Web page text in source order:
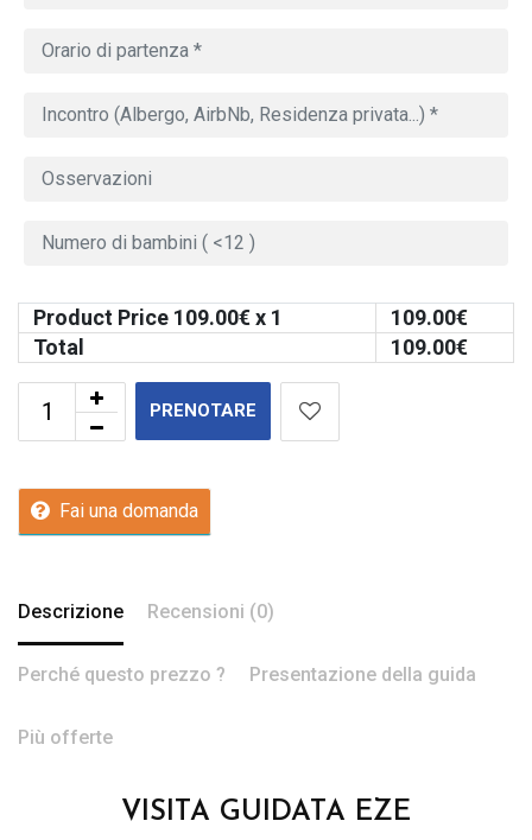
Product Price 109.00€ x 1 109.00€
Total
109.00€
PRENOTARE
Fai una domanda
Descrizione Recensioni (0)
Perché questo prezzo ? Presentazione della guida
Più offerte
VISITA GUIDATA EZE